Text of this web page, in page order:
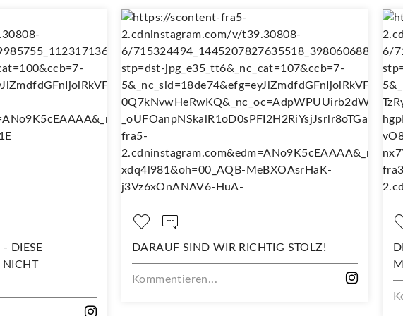
DARAUF SIND WIR RICHTIG STOLZ!
Kommentieren...
DEIN
MIT